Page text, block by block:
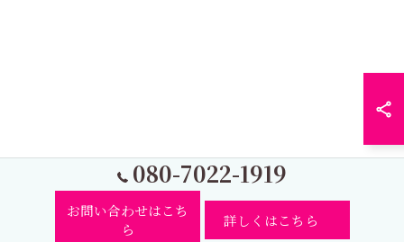
080-7022-1919
お問い合わせはこち
ら
詳しくはこちら